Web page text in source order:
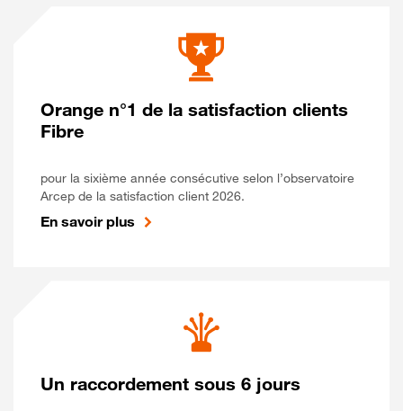
Orange n°1 de la satisfaction clients
Fibre
pour la sixième année consécutive selon l’observatoire
Arcep de la satisfaction client 2026.
En savoir plus
Un raccordement sous 6 jours